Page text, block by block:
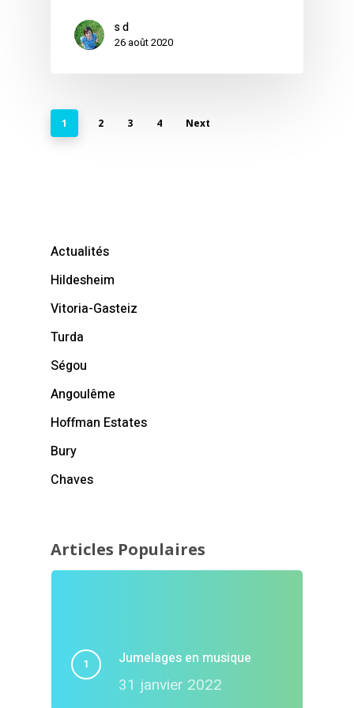
s d
26 août 2020
1 2 3 4 Next
Actualités
Hildesheim
Vitoria-Gasteiz
Turda
Ségou
Angoulême
Hoffman Estates
Bury
Chaves
Articles Populaires
Jumelages en musique
31 janvier 2022